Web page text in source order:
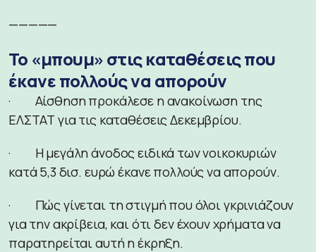
—————
Το «μπουμ» στις καταθέσεις που
έκανε πολλούς να απορούν
· Αίσθηση προκάλεσε η ανακοίνωση της
ΕΛΣΤΑΤ για τις καταθέσεις Δεκεμβρίου.
· Η μεγάλη άνοδος ειδικά των νοικοκυριών
κατά 5,3 δισ. ευρώ έκανε πολλούς να απορούν.
· Πώς γίνεται τη στιγμή που όλοι γκρινιάζουν
για την ακρίβεια, και ότι δεν έχουν χρήματα να
παρατηρείται αυτή η έκρηξη.